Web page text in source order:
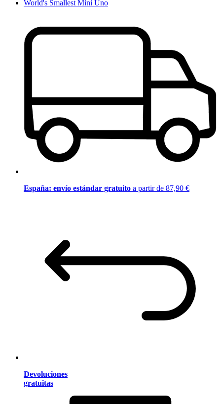
World's Smallest Mini Uno
España: envío estándar gratuito a partir de 87,90 €
Devoluciones
gratuitas